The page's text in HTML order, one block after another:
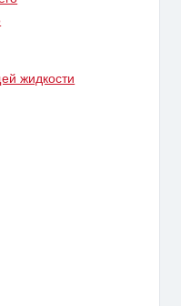
жидкости